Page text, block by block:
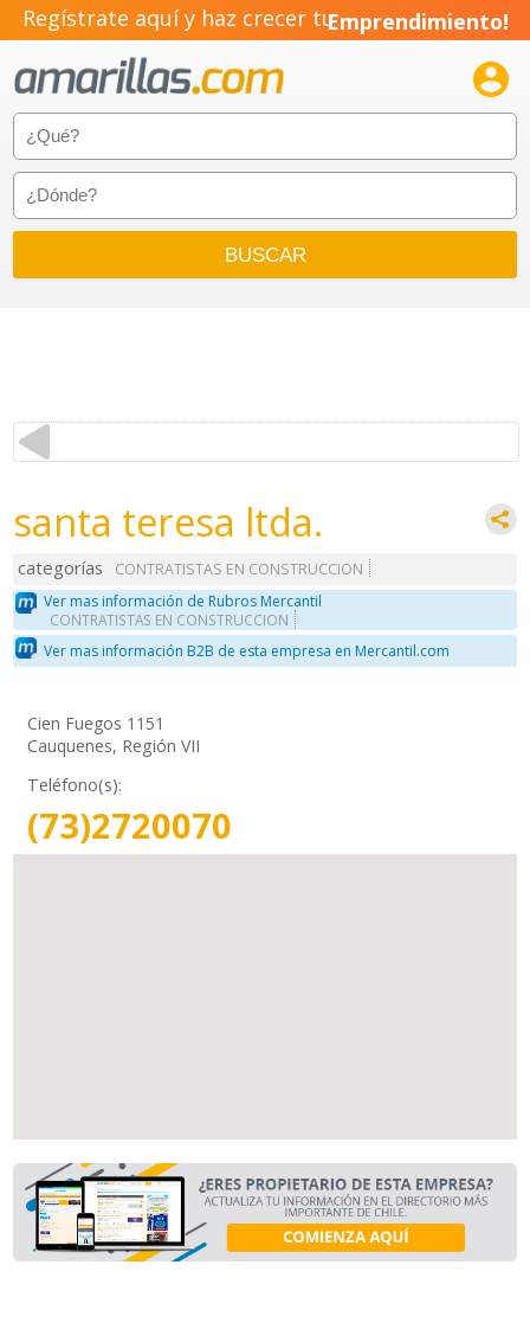
Regístrate aquí y haz crecer tuEmprendimiento!

santa teresa ltda.
categorías
CONTRATISTAS EN CONSTRUCCION
Ver mas información de Rubros Mercantil
CONTRATISTAS EN CONSTRUCCION
Ver mas información B2B de esta empresa en Mercantil.com
Cien Fuegos 1151
Cauquenes, Región VII
Teléfono(s):
(73)2720070